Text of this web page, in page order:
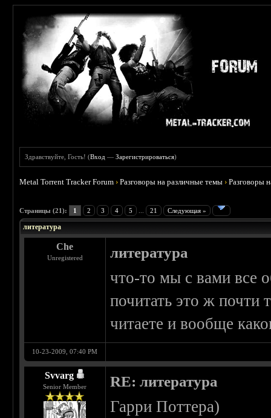
Здравствуйте, Гость! (Вход —Зарегистрироваться)
Metal Torrent Tracker Forum ›Разговоры на различные темы ›Разговоры
Страницы (21): 1 2 3 4 5 21 Следующая »
литература
Che
Unregistered литература
что-то мы с вами все
почитать это ж почти
читаете и вообще
10-23-2009, 07:40 PM
Svvarg
Senior Member RE: литература
Гарри Поттера)